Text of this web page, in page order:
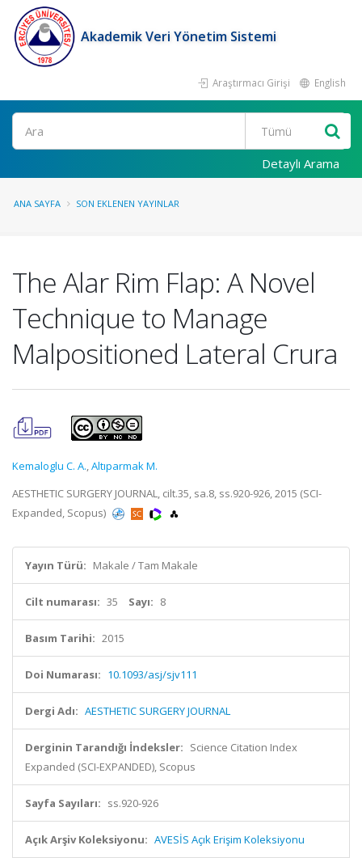
Akademik Veri Yönetim Sistemi
Araştırmacı Girişi English
Ara
Detaylı Arama
ANA SAYFA SON EKLENEN YAYINLAR
The Alar Rim Flap: A Novel
Technique to Manage
Malpositioned Lateral Crura
Kemaloglu C. A.,Altıparmak M.
AESTHETIC SURGERY JOURNAL, cilt.35, sa.8, ss.920-926, 2015 (SCI-
Expanded, Scopus)
Yayın Türü: Makale / Tam Makale
Cilt numarası: 35 Sayı: 8
Basım Tarihi: 2015
Doi Numarası: 10.1093/asj/sjv111
Dergi Adı: AESTHETIC SURGERY JOURNAL
Derginin Tarandığı İndeksler: Science Citation Index
Expanded (SCI-EXPANDED), Scopus
Sayfa Sayıları: ss.920-926
Açık Arşiv Koleksiyonu: AVESİS Açık Erişim Koleksiyonu